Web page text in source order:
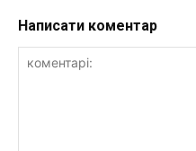
Написати коментар